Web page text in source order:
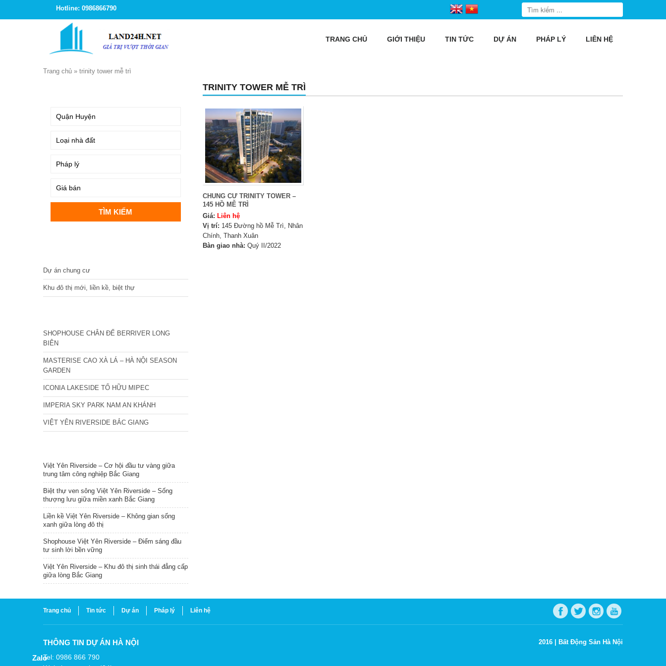
Hotline: 0986866790
TRANG CHỦ GIỚI THIỆU TIN TỨC DỰ ÁN PHÁP LÝ LIÊN HỆ
Trang chủ » trinity tower mễ trì
TRINITY TOWER MỄ TRÌ
CHUNG CƯ TRINITY TOWER –
145 HỒ MỄ TRÌ
Giá: Liên hệ
Vị trí: 145 Đường hồ Mễ Trì, Nhân
Chính, Thanh Xuân
Bàn giao nhà: Quý II/2022
Dự án chung cư
Khu đô thị mới, liền kề, biệt thự
SHOPHOUSE CHÂN ĐẾ BERRIVER LONG
BIÊN
MASTERISE CAO XÀ LÁ – HÀ NỘI SEASON
GARDEN
ICONIA LAKESIDE TỐ HỮU MIPEC
IMPERIA SKY PARK NAM AN KHÁNH
VIỆT YÊN RIVERSIDE BẮC GIANG
Việt Yên Riverside – Cơ hội đầu tư vàng giữa
trung tâm công nghiệp Bắc Giang
Biệt thự ven sông Việt Yên Riverside – Sống
thượng lưu giữa miền xanh Bắc Giang
Liền kề Việt Yên Riverside – Không gian sống
xanh giữa lòng đô thị
Shophouse Việt Yên Riverside – Điểm sáng đầu
tư sinh lời bền vững
Việt Yên Riverside – Khu đô thị sinh thái đẳng cấp
giữa lòng Bắc Giang
Trang chủ Tin tức Dự án Pháp lý Liên hệ
THÔNG TIN DỰ ÁN HÀ NỘI
Tel: 0986 866 790
2016 | Bất Động Sản Hà Nội
Zalo